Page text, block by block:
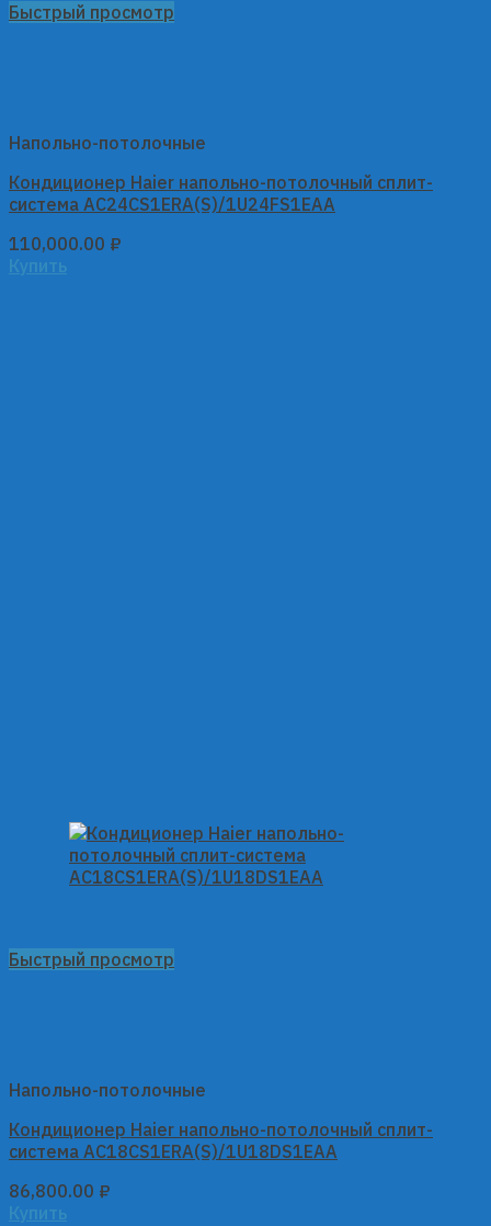
Быстрый просмотр
Напольно-потолочные
Кондиционер Haier напольно-потолочный сплит-
система AC24CS1ERA(S)/1U24FS1EAA
110,000.00 ₽
Купить
Быстрый просмотр
Напольно-потолочные
Кондиционер Haier напольно-потолочный сплит-
система AC18CS1ERA(S)/1U18DS1EAA
86,800.00 ₽
Купить